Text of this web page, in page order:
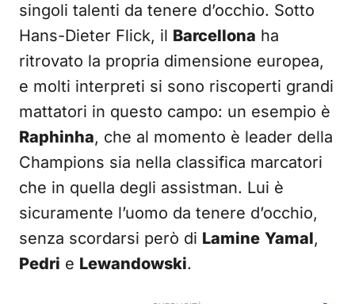
singoli talenti da tenere d’occhio. Sotto
Hans-Dieter Flick, il Barcellona ha
ritrovato la propria dimensione europea,
e molti interpreti si sono riscoperti grandi
mattatori in questo campo: un esempio è
Raphinha, che al momento è leader della
Champions sia nella classifica marcatori
che in quella degli assistman. Lui è
sicuramente l’uomo da tenere d’occhio,
senza scordarsi però di Lamine Yamal,
Pedri e Lewandowski.